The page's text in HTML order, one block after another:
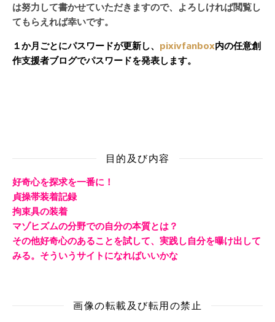
は努力して書かせていただきますので、よろしければ閲覧し
てもらえれば幸いです。
１か月ごとにパスワードが更新し、 pixivfanbox内の任意創
作支援者ブログでパスワードを発表します。
目的及び内容
好奇心を探求を一番に！
貞操帯装着記録
拘束具の装着
マゾヒズムの分野での自分の本質とは？
その他好奇心のあることを試して、実践し自分を曝け出して
みる。そういうサイトになればいいかな
画像の転載及び転用の禁止